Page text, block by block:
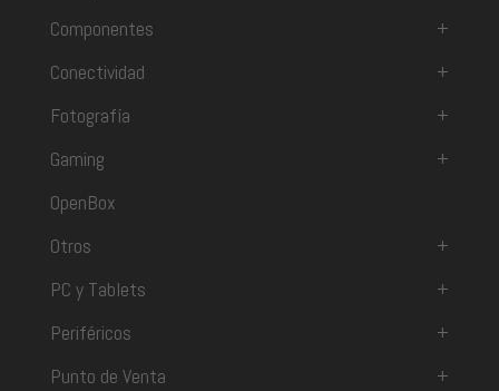
Componentes
+
Conectividad
+
Fotografía
+
Gaming
+
OpenBox
Otros
+
PC y Tablets
+
Periféricos
+
Punto de Venta
+